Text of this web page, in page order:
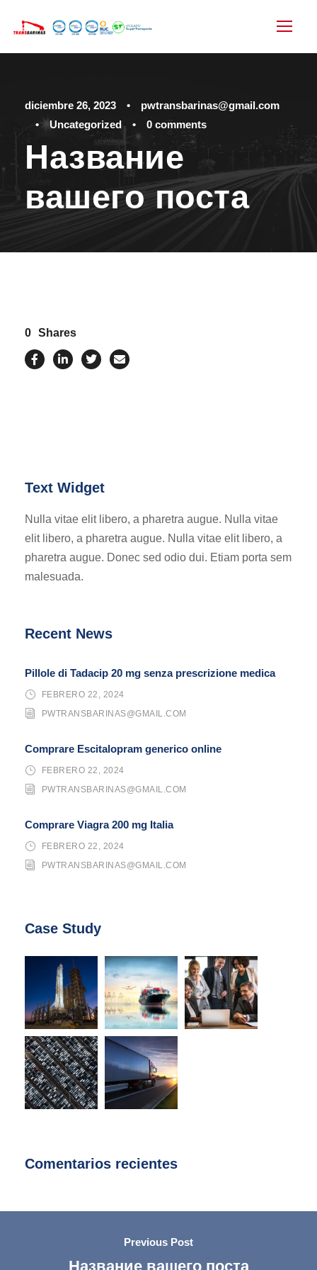
diciembre 26, 2023 •
pwtransbarinas@gmail.com
•
Uncategorized • 0 comments
Название
вашего поста
0 Shares
Text Widget
Nulla vitae elit libero, a pharetra augue. Nulla vitae
elit libero, a pharetra augue. Nulla vitae elit libero, a
pharetra augue. Donec sed odio dui. Etiam porta sem
malesuada.
Recent News
Pillole di Tadacip 20 mg senza prescrizione medica
FEBRERO 22, 2024
PWTRANSBARINAS@GMAIL.COM
Comprare Escitalopram generico online
FEBRERO 22, 2024
PWTRANSBARINAS@GMAIL.COM
Comprare Viagra 200 mg Italia
FEBRERO 22, 2024
PWTRANSBARINAS@GMAIL.COM
Case Study
Comentarios recientes
Previous Post
Название вашего поста